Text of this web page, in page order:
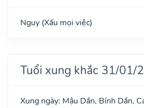
Nguy (Xấu mọi việc)
Tuổi xung khắc 31/01/
Xung ngày: Mậu Dần, Bính Dần,